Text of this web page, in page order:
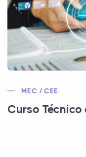
MEC / CEE
Curso